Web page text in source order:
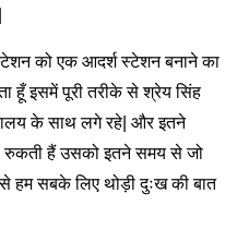
को एक आदर्श स्टेशन बनाने का
हूँ इसमें पूरी तरीके से श्रेय सिंह
के साथ लगे रहे| और इतने
रुकती हैं उसको इतने समय से जो
हम सबके लिए थोड़ी दुःख की बात